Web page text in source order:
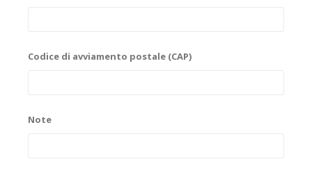
Codice di avviamento postale (CAP)
Note